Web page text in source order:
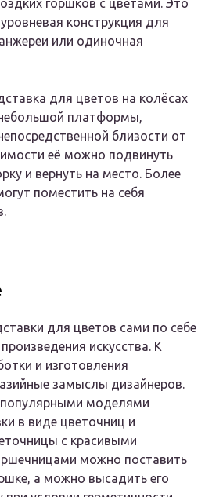
горшков с цветами. Это
конструкция для
или одиночная
для цветов на колёсах
платформы,
близости от
её можно подвинуть
и вернуть на место. Более
поместить на себя
для цветов сами по себе
искусства. К
и изготовления
замыслы дизайнеров.
моделями
в виде цветочниц и
с красивыми
можно поставить
а можно высадить его